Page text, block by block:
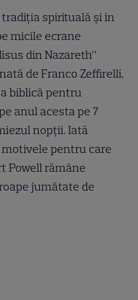
spirituală și în
micile ecrane
din Nazareth”
de Franco Zeffirelli,
biblică pentru
anul acesta pe 7
nopții. Iată
pentru care
Powell rămâne
jumătate de